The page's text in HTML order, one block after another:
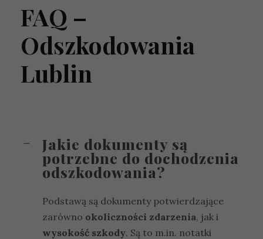
FAQ –
Odszkodowania
Lublin
Jakie dokumenty są
potrzebne do dochodzenia
odszkodowania?
Podstawą są dokumenty potwierdzające
zarówno okoliczności zdarzenia, jak i
wysokość szkody. Są to m.in. notatki